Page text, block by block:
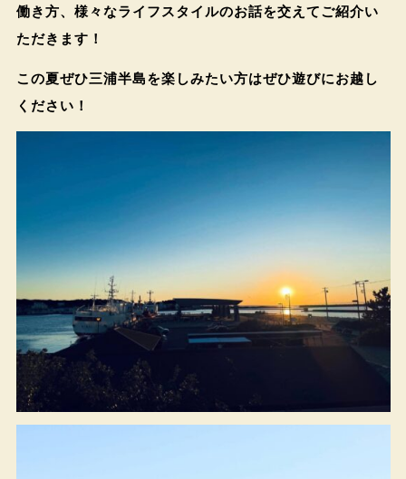
働き方、様々なライフスタイルのお話を交えてご紹介い
ただきます！
この夏ぜひ三浦半島を楽しみたい方はぜひ遊びにお越し
ください！